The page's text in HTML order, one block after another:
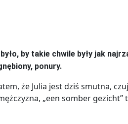
by takie chwile były jak
ponury.
że Julia jest dziś smutna,
„een somber gezicht”